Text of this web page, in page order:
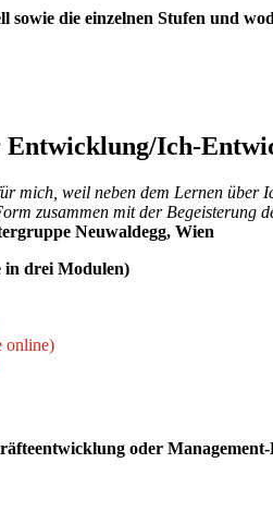
die einzelnen Stufen und
Ich-
mich, weil neben dem Lernen
zusammen mit der Begeisterung
Neuwaldegg, Wien
in drei Modulen)
online)
oder